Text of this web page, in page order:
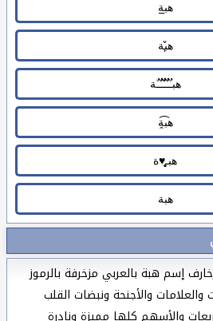
إسم هبة بالعربي مزخرفة بالرموز
والعلامات والأجنحة ونبضات القلب
والأسهم كلها مميزة ونادرة